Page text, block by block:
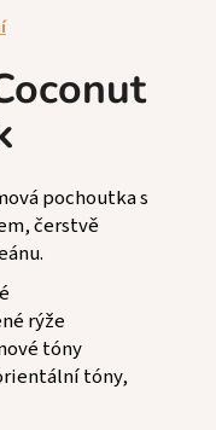
pochoutka s
čerstvě
rýže
tóny
tóny,